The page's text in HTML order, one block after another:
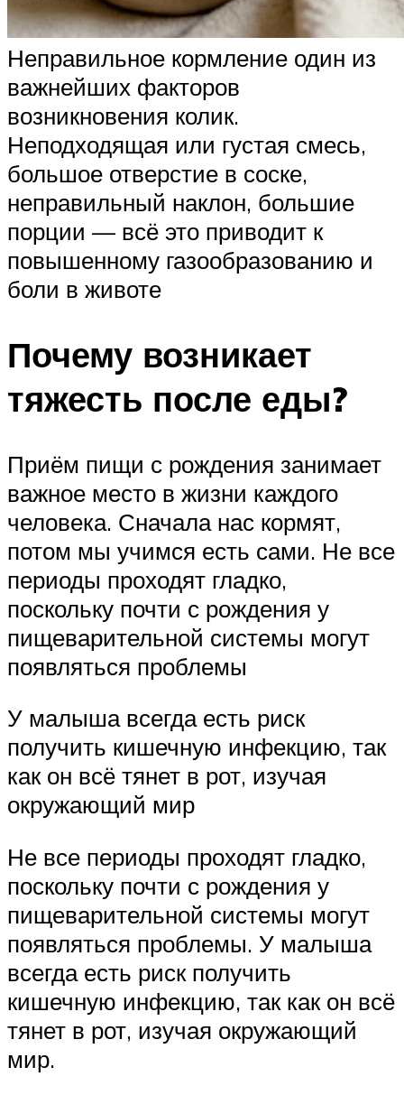
Неправильное кормление один из
важнейших факторов
возникновения колик.
Неподходящая или густая смесь,
большое отверстие в соске,
неправильный наклон, большие
порции — всё это приводит к
повышенному газообразованию и
боли в животе
Почему возникает
тяжесть после еды?
Приём пищи с рождения занимает
важное место в жизни каждого
человека. Сначала нас кормят,
потом мы учимся есть сами. Не все
периоды проходят гладко,
поскольку почти с рождения у
пищеварительной системы могут
появляться проблемы
У малыша всегда есть риск
получить кишечную инфекцию, так
как он всё тянет в рот, изучая
окружающий мир
Не все периоды проходят гладко,
поскольку почти с рождения у
пищеварительной системы могут
появляться проблемы. У малыша
всегда есть риск получить
кишечную инфекцию, так как он всё
тянет в рот, изучая окружающий
мир.